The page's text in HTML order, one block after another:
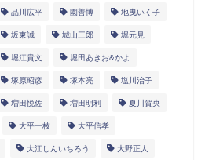
品川広平 園善博 地曳いく子
坂東誠 城山三郎 堀元見
堀江貴文 堀田あきお&かよ
塚原昭彦 塚本亮 塩川治子
増田悦佐 増田明利 夏川賀央
大平一枝 大平信孝
大江しんいちろう 大野正人